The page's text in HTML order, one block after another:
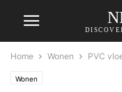
Home Wonen PVC
Wonen